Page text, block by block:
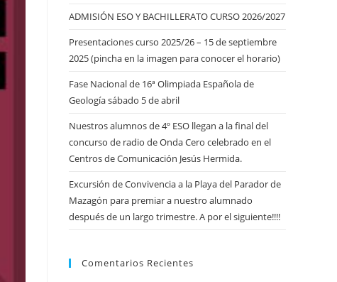
ADMISIÓN ESO Y BACHILLERATO CURSO 2026/2027
Presentaciones curso 2025/26 – 15 de septiembre
2025 (pincha en la imagen para conocer el horario)
Fase Nacional de 16ª Olimpiada Española de
Geología sábado 5 de abril
Nuestros alumnos de 4º ESO llegan a la final del
concurso de radio de Onda Cero celebrado en el
Centros de Comunicación Jesús Hermida.
Excursión de Convivencia a la Playa del Parador de
Mazagón para premiar a nuestro alumnado
después de un largo trimestre. A por el siguiente!!!!
Comentarios Recientes